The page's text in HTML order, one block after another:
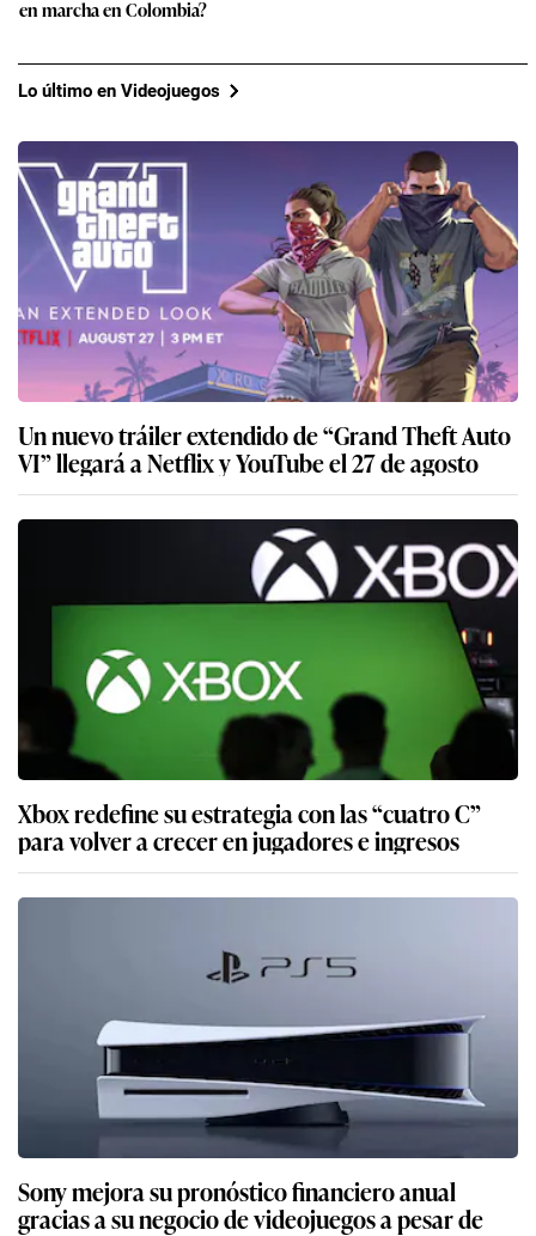
en marcha en Colombia?
Lo último en Videojuegos
Un nuevo tráiler extendido de “Grand Theft Auto
VI” llegará a Netflix y YouTube el 27 de agosto
Xbox redefine su estrategia con las “cuatro C”
para volver a crecer en jugadores e ingresos
Sony mejora su pronóstico financiero anual
gracias a su negocio de videojuegos a pesar de